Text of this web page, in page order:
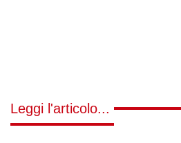
Leggi l'articolo...